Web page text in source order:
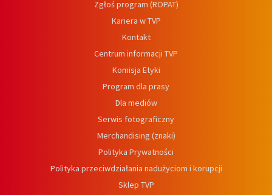
Zgłoś program (ROPAT)
Kariera w TVP
Kontakt
Centrum informacji TVP
Komisja Etyki
Program dla prasy
Dla mediów
Serwis fotograficzny
Merchandising (znaki)
Polityka Prywatności
Polityka przeciwdziałania nadużyciom i korupcji
Sklep TVP